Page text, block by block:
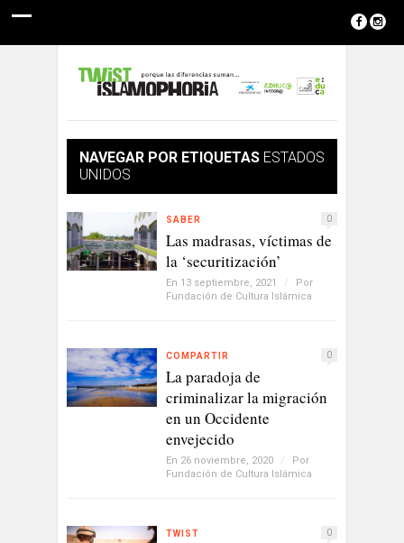
NAVEGAR POR ETIQUETAS ESTADOS
UNIDOS
SABER 0
Las madrasas, víctimas de
la ‘securitización’
En 13 septiembre, 2021 /
Por
Fundación de Cultura Islámica
COMPARTIR 0
La paradoja de
criminalizar la migración
en un Occidente
envejecido
En 26 noviembre, 2020 /
Por
Fundación de Cultura Islámica
TWIST 0